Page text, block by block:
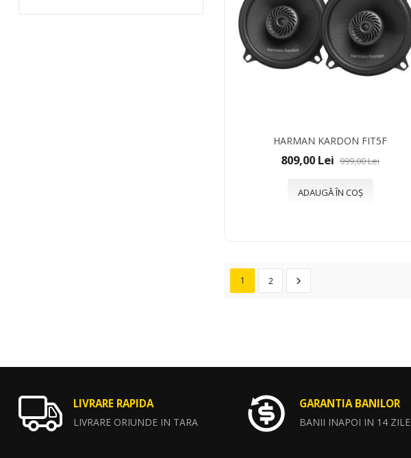
HARMAN KARDON FIT5F
809,00 Lei 999,00 Lei
ADAUGĂ ÎN COȘ
1 2
LIVRARE RAPIDA
LIVRARE ORIUNDE IN TARA
GARANTIA BANILOR
BANII INAPOI IN 14 ZILE